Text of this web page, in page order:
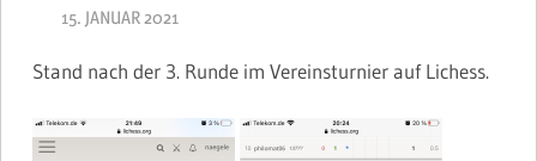
15. JANUAR 2021
Stand nach der 3. Runde im Vereinsturnier auf Lichess.